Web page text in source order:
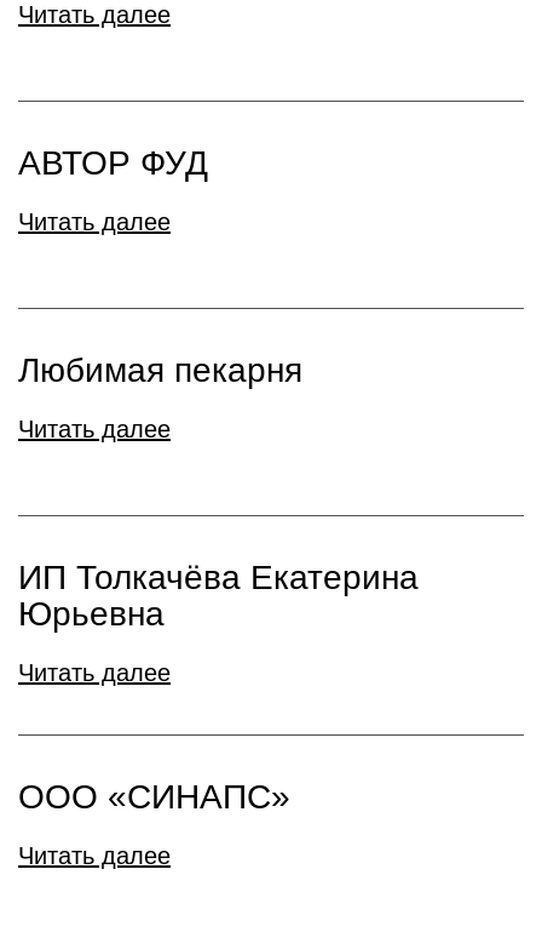
Читать далее
АВТОР ФУД
Читать далее
Любимая пекарня
Читать далее
ИП Толкачёва Екатерина
Юрьевна
Читать далее
ООО «СИНАПС»
Читать далее